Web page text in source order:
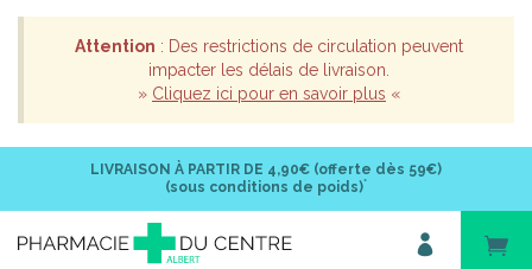
Attention : Des restrictions de circulation peuvent
impacter les délais de livraison.
» Cliquez ici pour en savoir plus «
LIVRAISON À PARTIR DE 4,90€ (offerte dès 59€)
(sous conditions de poids)*